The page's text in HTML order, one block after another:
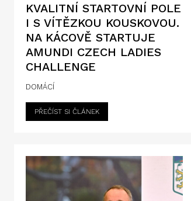
KVALITNÍ STARTOVNÍ POLE
I S VÍTĚZKOU KOUSKOVOU.
NA KÁCOVĚ STARTUJE
AMUNDI CZECH LADIES
CHALLENGE
DOMÁCÍ
PŘEČÍST SI ČLÁNEK